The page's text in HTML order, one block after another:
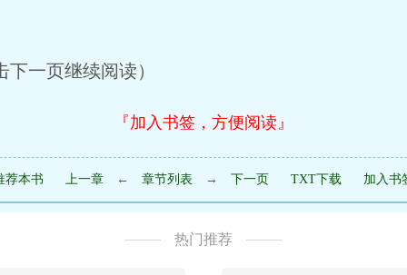
一页继续阅读）
『加入书签，方便阅读』
荐本书 上一章 ← 章节列表 → 下一页 TXT下载 加入书
热门推荐